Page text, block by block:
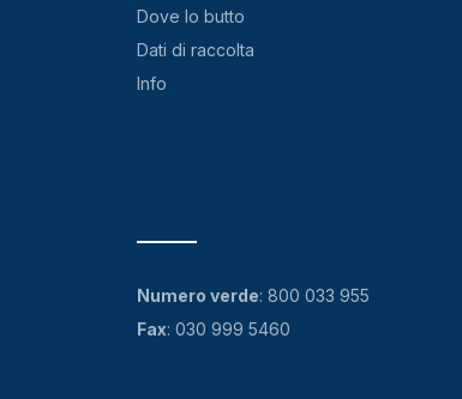
Dove lo butto
Dati di raccolta
Info
Numero verde:800 033 955
Fax: 030 999 5460